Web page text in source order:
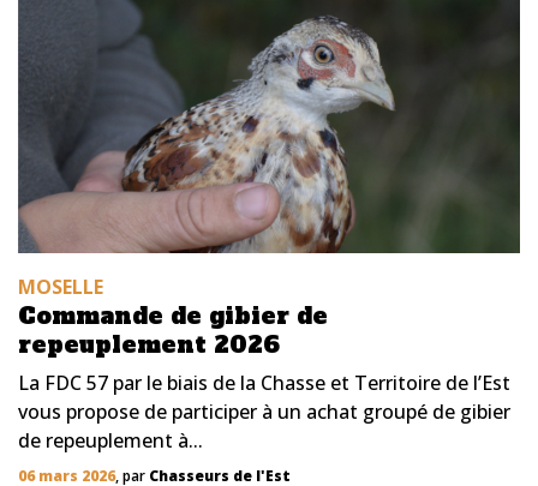
MOSELLE
Commande de gibier de
repeuplement 2026
La FDC 57 par le biais de la Chasse et Territoire de l’Est
vous propose de participer à un achat groupé de gibier
de repeuplement à...
06 mars 2026, par Chasseurs de l'Est